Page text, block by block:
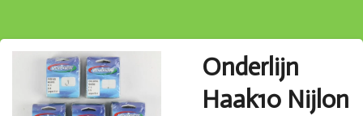
Onderlijn
Haak10 Nijlon